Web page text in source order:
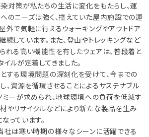
対策が私たちの生活に変化をもたらし、運
のニーズは強く、控えていた屋内施設での運
外で気軽に行えるウォーキングやアウトドア
続しています。また、登山やトレッキングなど
れる高い機能性を有したウェアは、普段着と
ルが定着してきました。
する環境問題の深刻化を受けて、今までの
、資源を循環させることによるサステナブル
ミーが求められ、地球環境への負荷を低減す
やリサイクルなどにより新たな製品を生み
っています。
社は寒い時期の様々なシーンに活躍できる